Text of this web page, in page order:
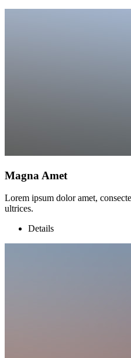
Magna Amet
Lorem ipsum dolor amet,
ultrices.
Details